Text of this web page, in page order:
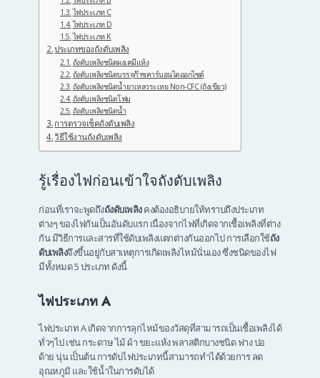
ไฟประเภท C
ไฟประเภท D
ไฟประเภท K
ประเภทของถังดับเพลิง
ถังดับเพลิงชนิดผงเคมีแห้ง
ถังดับเพลิงชนิดบรรจุก๊าซคาร์บอนไดออกไซด์
ถังดับเพลิงชนิดน้ำยาเหลวระเหย Non-CFC (ถังเขียว)
ถังดับเพลิงชนิดโฟม
ถังดับเพลิงชนิดน้ำ
การตรวจเช็คถังดับเพลิง
วิธีใช้งานถังดับเพลิง
รู้เรื่องไฟก่อนเข้าใจถังดับเพลิง
ก่อนที่เราจะพูดถึงถังดับเพลิงคงต้องอธิบายให้ทราบถึงประเภท
ต่างๆ ของไฟกันเป็นอันดับแรก เนื่องจากไฟที่เกิดจากเชื้อเพลิงที่ต่าง
กัน มีวิธีการและสารที่ใช้ดับเพลิงแตกต่างกันออกไป การเลือกใช้ถัง
ดับเพลิงจึงขึ้นอยู่กับสาเหตุการเกิดเพลิงไหม้นั่นเอง ซึ่งชนิดของไฟ
มีทั้งหมด 5 ประเภท ดังนี้
ไฟประเภท A
ไฟประเภท A เกิดจากการลุกไหม้ของวัสดุที่สามารถเป็นเชื้อเพลิงได้
ทั่วๆไป เช่น กระดาษ ไม้ ผ้า ขยะแห้ง พลาสติกบางชนิด ฟาง ปอ
ด้าย นุ่น เป็นต้น การดับไฟประเภทนี้สามารถทำได้ด้วยการ ลด
อุณหภูมิ และใช้น้ำในการดับได้